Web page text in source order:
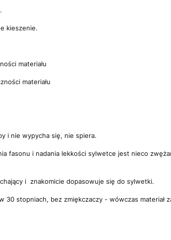
kieszenie.
materiału
materiału
i nie wypycha się, nie spiera.
fasonu i nadania lekkości sylwetce jest nieco
i znakomicie dopasowuje się do sylwetki.
30 stopniach, bez zmiękczaczy - wówczas materiał